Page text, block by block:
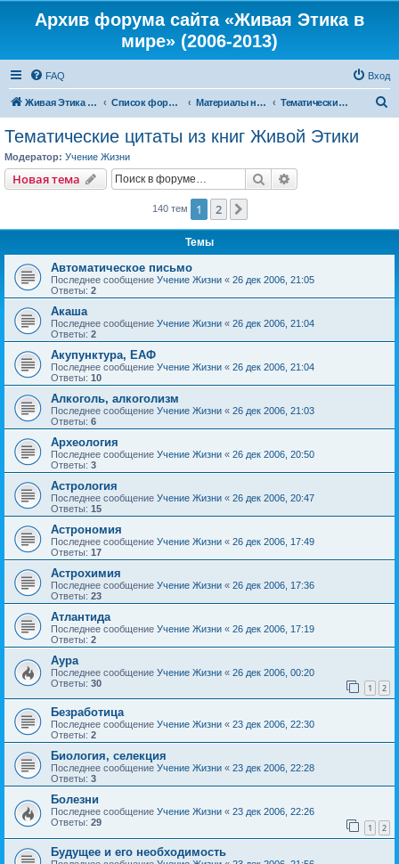
Архив форума сайта «Живая Этика в
мире» (2006-2013)
FAQ Вход
Живая Этика в мире Список форумов Материалы нашего портала Тематические цитаты из книг Живой Этики
Тематические цитаты из книг Живой Этики
Модератор: Учение Жизни
Новая тема Поиск
140 тем 1 2
Темы
Автоматическое письмо
Последнее сообщение Учение Жизни « 26 дек 2006, 21:05
Ответы: 2
Акаша
Последнее сообщение Учение Жизни « 26 дек 2006, 21:04
Ответы: 2
Акупунктура, ЕАФ
Последнее сообщение Учение Жизни « 26 дек 2006, 21:04
Ответы: 10
Алкоголь, алкоголизм
Последнее сообщение Учение Жизни « 26 дек 2006, 21:03
Ответы: 6
Археология
Последнее сообщение Учение Жизни « 26 дек 2006, 20:50
Ответы: 3
Астрология
Последнее сообщение Учение Жизни « 26 дек 2006, 20:47
Ответы: 15
Астрономия
Последнее сообщение Учение Жизни « 26 дек 2006, 17:49
Ответы: 17
Астрохимия
Последнее сообщение Учение Жизни « 26 дек 2006, 17:36
Ответы: 23
Атлантида
Последнее сообщение Учение Жизни « 26 дек 2006, 17:19
Ответы: 2
Аура
Последнее сообщение Учение Жизни « 26 дек 2006, 00:20
Ответы: 30 1 2
Безработица
Последнее сообщение Учение Жизни « 23 дек 2006, 22:30
Ответы: 2
Биология, селекция
Последнее сообщение Учение Жизни « 23 дек 2006, 22:28
Ответы: 3
Болезни
Последнее сообщение Учение Жизни « 23 дек 2006, 22:26
Ответы: 29 1 2
Будущее и его необходимость